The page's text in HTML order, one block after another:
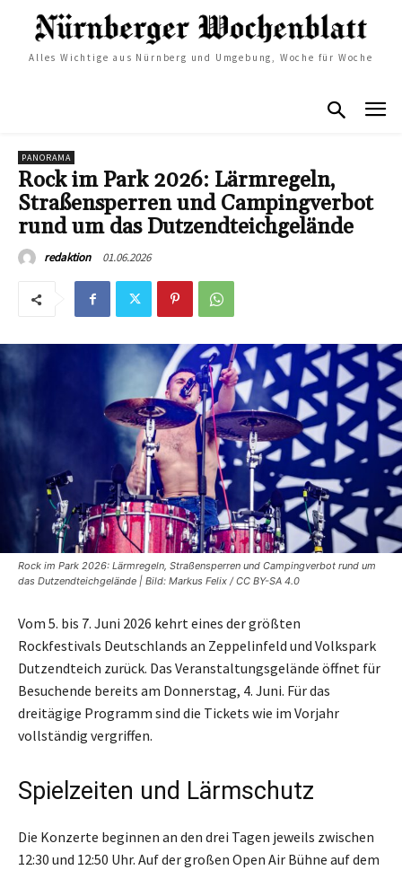
Alles Wichtige aus Nürnberg und Umgebung, Woche für Woche
PANORAMA
Rock im Park 2026: Lärmregeln,
Straßensperren und Campingverbot
rund um das Dutzendteichgelände
redaktion 01.06.2026
Rock im Park 2026: Lärmregeln, Straßensperren und Campingverbot rund um
das Dutzendteichgelände | Bild: Markus Felix / CC BY-SA 4.0
Vom 5. bis 7. Juni 2026 kehrt eines der größten
Rockfestivals Deutschlands an Zeppelinfeld und Volkspark
Dutzendteich zurück. Das Veranstaltungsgelände öffnet für
Besuchende bereits am Donnerstag, 4. Juni. Für das
dreitägige Programm sind die Tickets wie im Vorjahr
vollständig vergriffen.
Spielzeiten und Lärmschutz
Die Konzerte beginnen an den drei Tagen jeweils zwischen
12:30 und 12:50 Uhr. Auf der großen Open Air Bühne auf dem